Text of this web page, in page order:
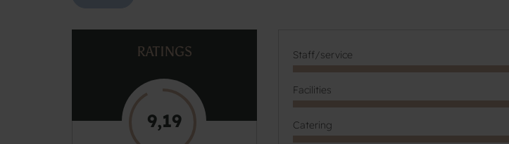
RATINGS
9,19
Staff/service
Facilities
Catering